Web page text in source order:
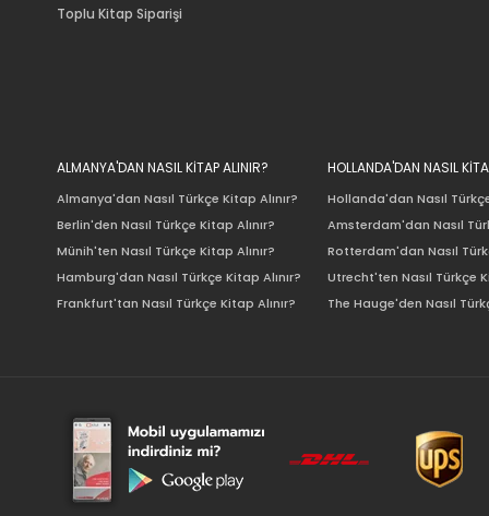
Toplu Kitap Siparişi
ALMANYA'DAN NASIL KİTAP ALINIR?
Almanya'dan Nasıl Türkçe Kitap Alınır?
Berlin'den Nasıl Türkçe Kitap Alınır?
Münih'ten Nasıl Türkçe Kitap Alınır?
Hamburg'dan Nasıl Türkçe Kitap Alınır?
Frankfurt'tan Nasıl Türkçe Kitap Alınır?
HOLLANDA'DAN NASIL
Hollanda'dan Nasıl
Amsterdam'dan Nasıl
Rotterdam'dan Nasıl
Utrecht'ten Nasıl Türkçe
The Hauge'den Nasıl